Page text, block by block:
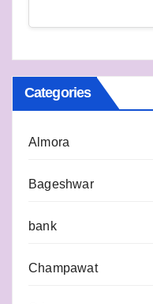
Categories
Almora
Bageshwar
bank
Champawat